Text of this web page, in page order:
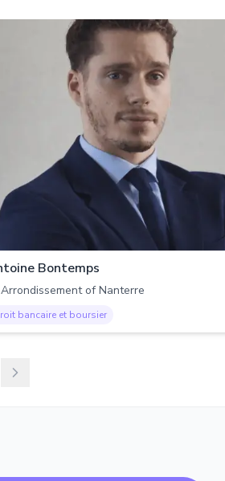
Bontemps
Arrondissement of Nanterre
bancaire et boursier